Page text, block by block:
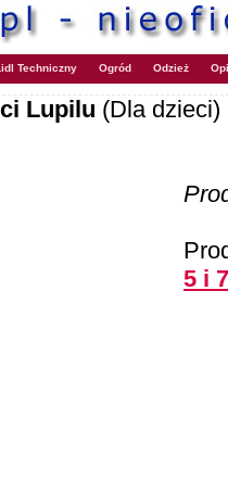
Techniczny Ogród Odzież
Lupilu (Dla dzieci)
5 i